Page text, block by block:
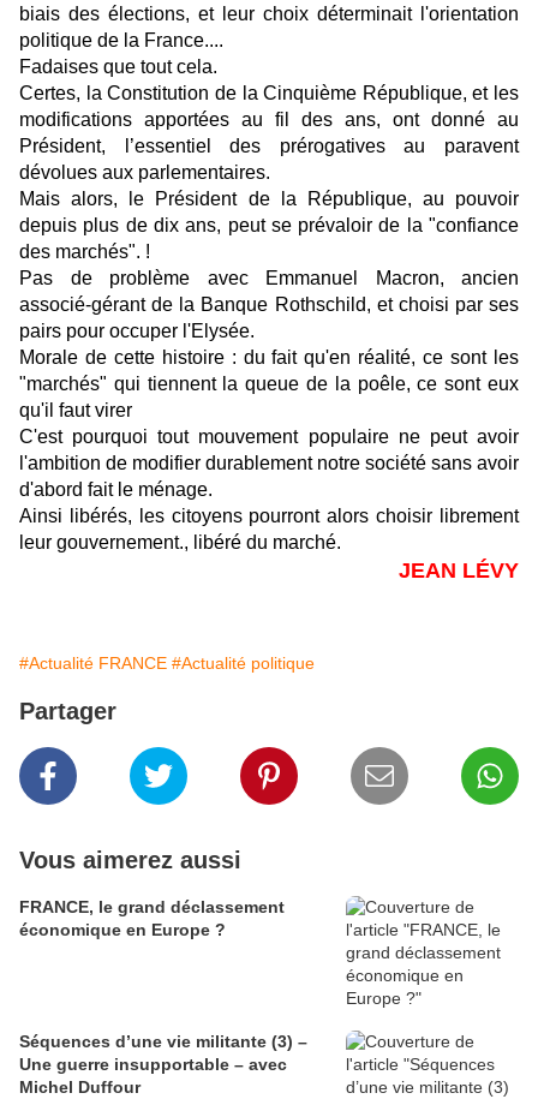
biais des élections, et leur choix déterminait l'orientation
politique de la France....
Fadaises que tout cela.
Certes, la Constitution de la Cinquième République, et les
modifications apportées au fil des ans, ont donné au
Président, l’essentiel des prérogatives au paravent
dévolues aux parlementaires.
Mais alors, le Président de la République, au pouvoir
depuis plus de dix ans, peut se prévaloir de la "confiance
des marchés". !
Pas de problème avec Emmanuel Macron, ancien
associé-gérant de la Banque Rothschild, et choisi par ses
pairs pour occuper l'Elysée.
Morale de cette histoire : du fait qu'en réalité, ce sont les
"marchés" qui tiennent la queue de la poêle, ce sont eux
qu'il faut virer
C'est pourquoi tout mouvement populaire ne peut avoir
l'ambition de modifier durablement notre société sans avoir
d'abord fait le ménage.
Ainsi libérés, les citoyens pourront alors choisir librement
leur gouvernement., libéré du marché.
JEAN LÉVY
#Actualité FRANCE #Actualité politique
Partager
Vous aimerez aussi
FRANCE, le grand déclassement
économique en Europe ?
Séquences d’une vie militante (3) –
Une guerre insupportable – avec
Michel Duffour